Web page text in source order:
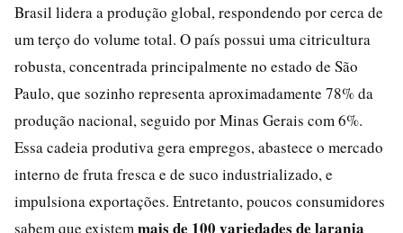
Brasil lidera a produção global, respondendo por cerca de
um terço do volume total. O país possui uma citricultura
robusta, concentrada principalmente no estado de São
Paulo, que sozinho representa aproximadamente 78% da
produção nacional, seguido por Minas Gerais com 6%.
Essa cadeia produtiva gera empregos, abastece o mercado
interno de fruta fresca e de suco industrializado, e
impulsiona exportações. Entretanto, poucos consumidores
sabem que existem mais de 100 variedades de laranja